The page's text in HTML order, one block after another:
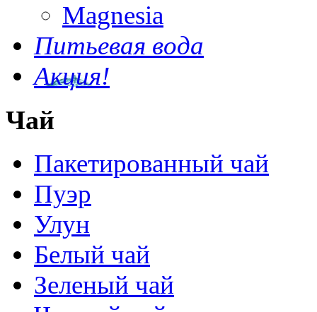
Magnesia
Питьевая вода
Акция!
Чай
Пакетированный чай
Пуэр
Улун
Белый чай
Зеленый чай